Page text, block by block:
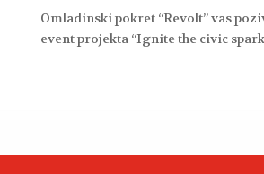
Omladinski pokret “Revolt” vas
event projekta “Ignite the civic